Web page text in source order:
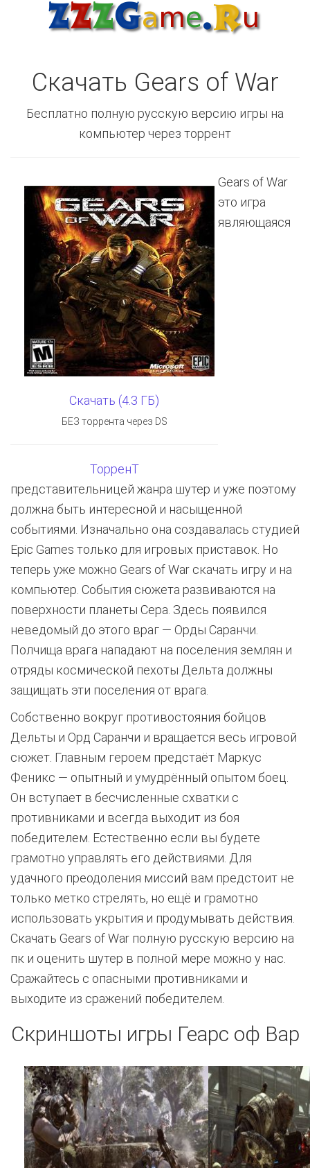
Скачать Gears of War
Бесплатно полную русскую версию игры на
компьютер через торрент
Скачать (4.3 ГБ)
БЕЗ торрента через DS
ТорренТ
Gears of War
это игра
являющаяся
представительницей жанра шутер и уже поэтому
должна быть интересной и насыщенной
событиями. Изначально она создавалась студией
Epic Games только для игровых приставок. Но
теперь уже можно Gears of War скачать игру и на
компьютер. События сюжета развиваются на
поверхности планеты Сера. Здесь появился
неведомый до этого враг — Орды Саранчи.
Полчища врага нападают на поселения землян и
отряды космической пехоты Дельта должны
защищать эти поселения от врага.
Собственно вокруг противостояния бойцов
Дельты и Орд Саранчи и вращается весь игровой
сюжет. Главным героем предстаёт Маркус
Феникс — опытный и умудрённый опытом боец.
Он вступает в бесчисленные схватки с
противниками и всегда выходит из боя
победителем. Естественно если вы будете
грамотно управлять его действиями. Для
удачного преодоления миссий вам предстоит не
только метко стрелять, но ещё и грамотно
использовать укрытия и продумывать действия.
Скачать Gears of War полную русскую версию на
пк и оценить шутер в полной мере можно у нас.
Сражайтесь с опасными противниками и
выходите из сражений победителем.
Скриншоты игры Геарс оф Вар